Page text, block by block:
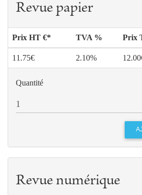
Revue papier
Prix HT €* TVA % Prix
11.75€ 2.10%
Quantité
Revue numérique